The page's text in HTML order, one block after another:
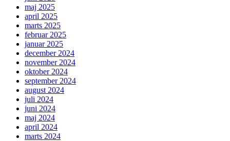
maj 2025
april 2025
marts 2025
februar 2025
januar 2025
december 2024
november 2024
oktober 2024
september 2024
august 2024
juli 2024
juni 2024
maj 2024
april 2024
marts 2024